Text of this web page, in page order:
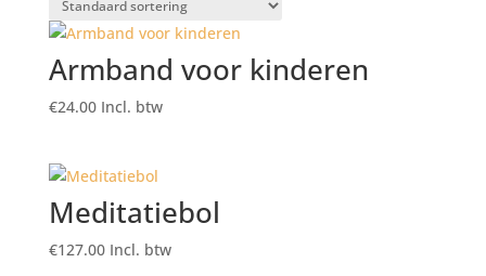
Armband voor kinderen
€24.00 Incl. btw
Meditatiebol
€127.00 Incl. btw